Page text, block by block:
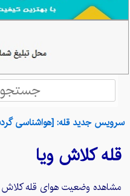
سرویس جدید قله: [هواشناسی
قلهکلاش ویا
مشاهده وضعیت هوای قلهکلاش